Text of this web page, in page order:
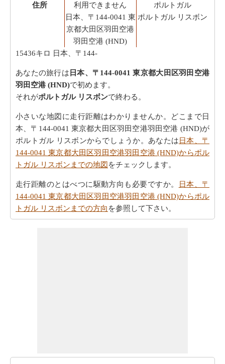
住所
利用できません
日本、〒144-0041 東
京都大田区羽田空港
羽田空港 (HND)
ポルトガル
ポルトガル リスボン
15436キロ 日本、〒144-
あなたの旅行は 日本、〒144-0041 東京都大田区羽田空港
羽田空港 (HND)で初めます。
それがポルトガル リスボンで終わる。
小さいな地図に走行距離はわかりませんか。どこまで日
本、〒144-0041 東京都大田区羽田空港羽田空港 (HND)が
ポルトガル リスボンからでしょうか。あなたは日本、〒
144-0041 東京都大田区羽田空港羽田空港 (HND)からポル
トガル リスボンまでの地図をチェックします。
走行距離のとはべつに駆動方向も必要ですか。
日本、〒
144-0041 東京都大田区羽田空港羽田空港 (HND)からポル
トガル リスボンまでの方向 を参照して下さい。
らポルトガル リスボンまで計ります。